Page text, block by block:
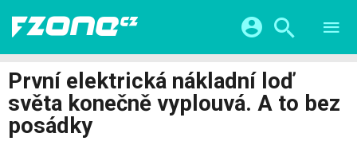
VIDEA
SERIÁLY
CHYTRÁ MĚSTA
ŽIVOT BUDOUCNOSTI
HRY A ZÁBAVA
Facebook Google
První elektrická nákladní loď
světa konečně vyplouvá. A to bez
posádky